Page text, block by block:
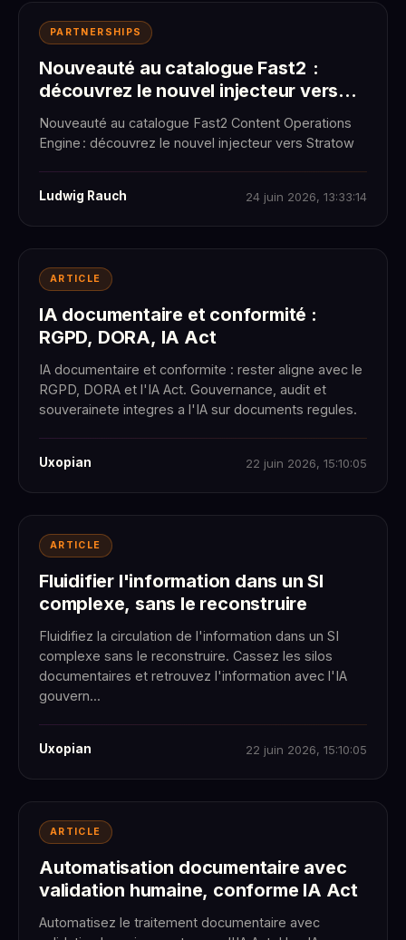
PARTNERSHIPS
Nouveauté au catalogue Fast2 :
découvrez le nouvel injecteur vers
Stratow
Nouveauté au catalogue Fast2 Content Operations
Engine : découvrez le nouvel injecteur vers Stratow
Ludwig Rauch 24 juin 2026, 13:33:14
ARTICLE
IA documentaire et conformité :
RGPD, DORA, IA Act
IA documentaire et conformite : rester aligne avec le
RGPD, DORA et l'IA Act. Gouvernance, audit et
souverainete integres a l'IA sur documents regules.
Uxopian 22 juin 2026, 15:10:05
ARTICLE
Fluidifier l'information dans un SI
complexe, sans le reconstruire
Fluidifiez la circulation de l'information dans un SI
complexe sans le reconstruire. Cassez les silos
documentaires et retrouvez l'information avec l'IA
gouvern...
Uxopian 22 juin 2026, 15:10:05
ARTICLE
Automatisation documentaire avec
validation humaine, conforme IA Act
Automatisez le traitement documentaire avec